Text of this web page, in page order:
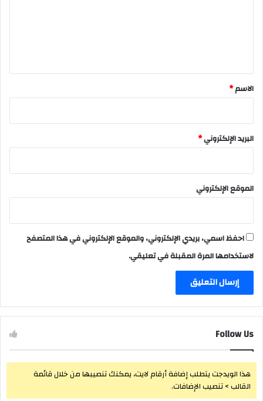
*
الاسم*
البريد الإلكتروني*
الموقع الإلكتروني
احفظ اسمي، بريدي الإلكتروني، والموقع الإلكتروني في هذا المتصفح
لاستخدامها المرة المقبلة في تعليقي.
Follow Us
هذا الويدجت يتطلب إضافة أرقام لايت، يمكنك تنصيبها من خلال قائمة
القالب > تنصيب الإضافات.